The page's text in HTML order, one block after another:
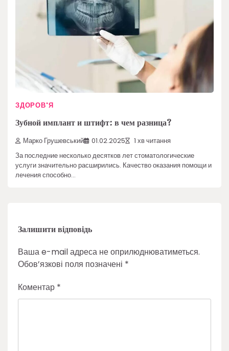
ЗДОРОВ'Я
Зубной имплант и штифт: в чем разница?
Марко Грушевський 01.02.2025 1 хв читання
За последние несколько десятков лет стоматологические
услуги значительно расширились. Качество оказания помощи и
лечения способно…
Залишити відповідь
Ваша e-mail адреса не оприлюднюватиметься.
Обов’язкові поля позначені *
Коментар *